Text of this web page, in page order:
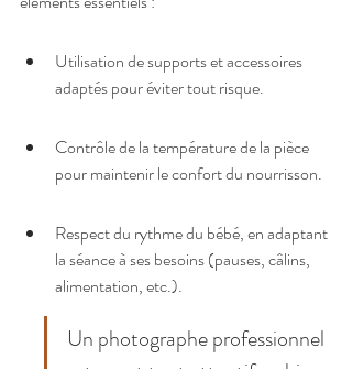
Utilisation de supports et accessoires
adaptés pour éviter tout risque.
Contrôle de la température de la pièce
pour maintenir le confort du nourrisson.
Respect du rythme du bébé, en adaptant
la séance à ses besoins (pauses, câlins,
alimentation, etc.).
Un photographe professionnel